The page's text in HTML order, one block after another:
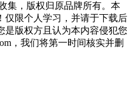
集，版权归原品牌所有。本
仅限个人学习，并请于下载后
是版权方且认为本内容侵犯您
，我们将第一时间核实并删